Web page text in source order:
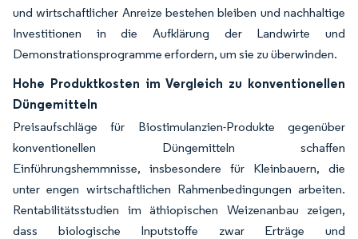
und wirtschaftlicher Anreize bestehen bleiben und nachhaltige
Investitionen in die Aufklärung der Landwirte und
Demonstrationsprogramme erfordern, um sie zu überwinden.
Hohe Produktkosten im Vergleich zu konventionellen
Düngemitteln
Preisaufschläge für Biostimulanzien-Produkte gegenüber
konventionellen Düngemitteln schaffen
Einführungshemmnisse, insbesondere für Kleinbauern, die
unter engen wirtschaftlichen Rahmenbedingungen arbeiten.
Rentabilitätsstudien im äthiopischen Weizenanbau zeigen,
dass biologische Inputstoffe zwar Erträge und